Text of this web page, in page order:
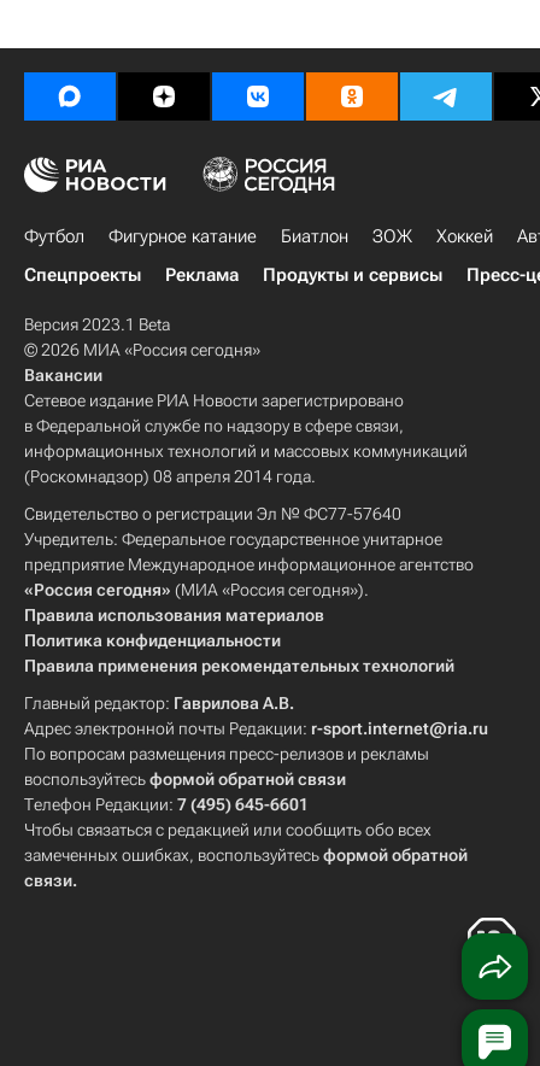
Футбол Фигурное катание Биатлон ЗОЖ Хоккей
Спецпроекты
Реклама Продукты и сервисы Пресс-
Версия 2023.1 Beta
© 2026 МИА «Россия сегодня»
Вакансии
Сетевое издание РИА Новости зарегистрировано
в Федеральной службе по надзору в сфере связи,
информационных технологий и массовых коммуникаций
(Роскомнадзор) 08 апреля 2014 года.
Свидетельство о регистрации Эл № ФС77-57640
Учредитель: Федеральное государственное унитарное
предприятие Международное информационное агентство
«Россия сегодня» (МИА «Россия сегодня»).
Правила использования материалов
Политика конфиденциальности
Правила применения рекомендательных технологий
Главный редактор: Гаврилова А.В.
Адрес электронной почты Редакции: r-sport.internet@ria.ru
По вопросам размещения пресс-релизов и рекламы
воспользуйтесьформой обратной связи
Телефон Редакции: 7 (495) 645-6601
Чтобы связаться с редакцией или сообщить обо всех
замеченных ошибках, воспользуйтесьформой обратной
связи.